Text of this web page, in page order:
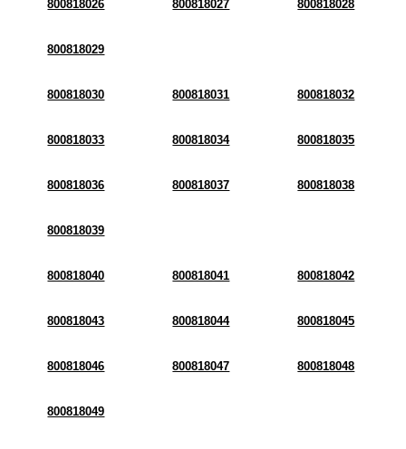
800818026 800818027 800818028
800818029
800818030 800818031 800818032
800818033 800818034 800818035
800818036 800818037 800818038
800818039
800818040 800818041 800818042
800818043 800818044 800818045
800818046 800818047 800818048
800818049